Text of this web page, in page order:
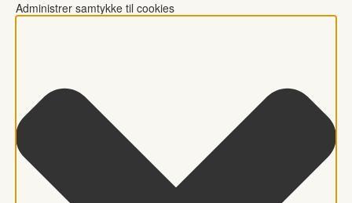
Administrer samtykke til cookies